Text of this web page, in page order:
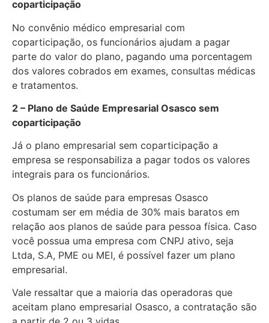
coparticipação
No convênio médico empresarial com
coparticipação, os funcionários ajudam a pagar
parte do valor do plano, pagando uma porcentagem
dos valores cobrados em exames, consultas médicas
e tratamentos.
2 – Plano de Saúde Empresarial Osasco sem
coparticipação
Já o plano empresarial sem coparticipação a
empresa se responsabiliza a pagar todos os valores
integrais para os funcionários.
Os planos de saúde para empresas Osasco
costumam ser em média de 30% mais baratos em
relação aos planos de saúde para pessoa física. Caso
você possua uma empresa com CNPJ ativo, seja
Ltda, S.A, PME ou MEI, é possível fazer um plano
empresarial.
Vale ressaltar que a maioria das operadoras que
aceitam plano empresarial Osasco, a contratação são